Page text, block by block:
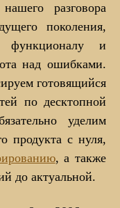
разговора
поколения,
и
над ошибками.
готовящийся
по десктопной
уделим
продукта с нуля,
, а также
до актуальной.